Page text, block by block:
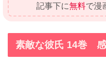
記事下に無料で漫
素敵な彼氏 14巻